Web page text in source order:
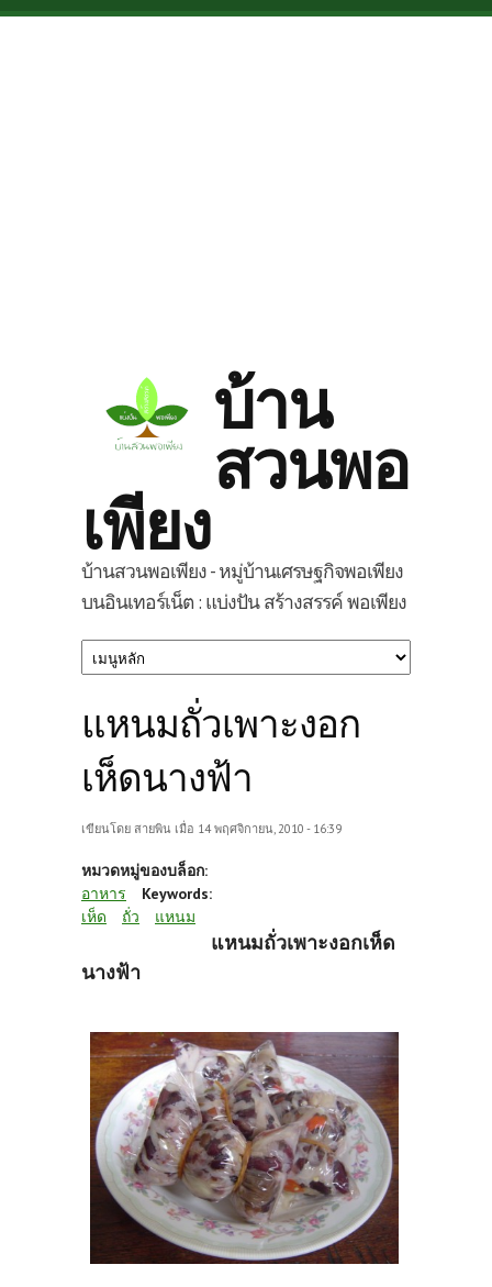
Skip to main content
บ้าน
สวนพอ
เพียง
บ้านสวนพอเพียง - หมู่บ้านเศรษฐกิจพอเพียง
บนอินเทอร์เน็ต : แบ่งปัน สร้างสรรค์ พอเพียง
แหนมถั่วเพาะงอก
เห็ดนางฟ้า
เขียนโดย สายพิน เมื่อ 14 พฤศจิกายน, 2010 - 16:39
หมวดหมู่ของบล็อก:
อาหาร
Keywords:
เห็ด
ถั่ว แหนม
แหนมถั่วเพาะงอกเห็ด
นางฟ้า